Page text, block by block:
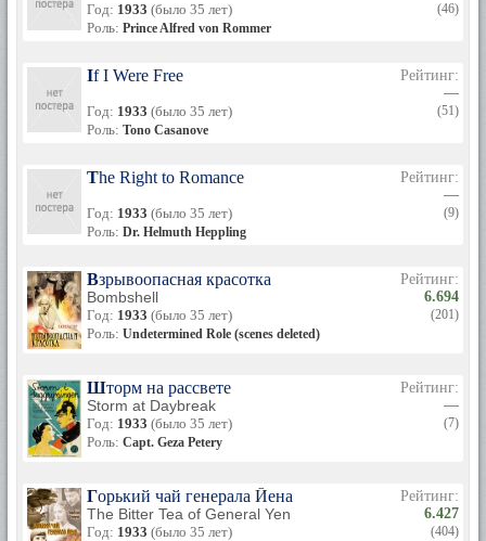
Год: 1933 (было 35 лет)
Роль: Prince Alfred von Rommer
(46)
If I Were Free
Год: 1933 (было 35 лет)
Роль: Tono Casanove
Рейтинг:
—
(51)
The Right to Romance
Год: 1933 (было 35 лет)
Роль: Dr. Helmuth Heppling
Рейтинг:
—
(9)
Взрывоопасная красотка
Bombshell
Год: 1933 (было 35 лет)
Роль: Undetermined Role (scenes deleted)
Рейтинг:
6.694
(201)
Шторм на рассвете
Storm at Daybreak
Год: 1933 (было 35 лет)
Роль: Capt. Geza Petery
Рейтинг:
—
(7)
Горький чай генерала Йена
The Bitter Tea of General Yen
Год: 1933 (было 35 лет)
Рейтинг:
6.427
(404)